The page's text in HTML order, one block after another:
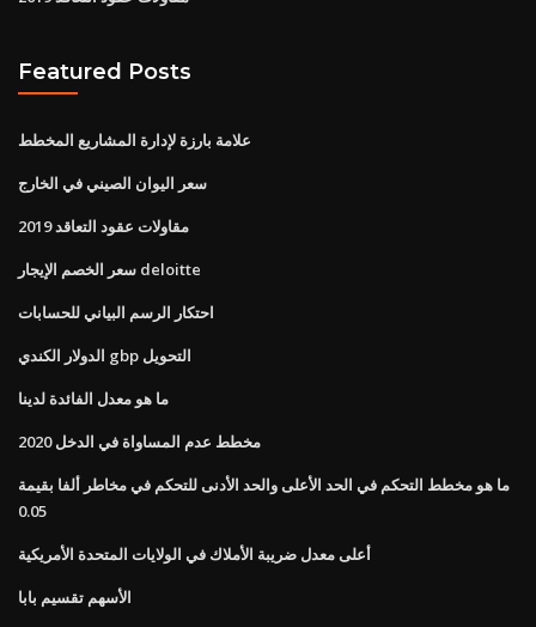
Featured Posts
علامة بارزة لإدارة المشاريع المخطط
سعر اليوان الصيني في الخارج
مقاولات عقود التعاقد 2019
سعر الخصم الإيجار deloitte
احتكار الرسم البياني للحسابات
الدولار الكندي gbp التحويل
ما هو معدل الفائدة لدينا
مخطط عدم المساواة في الدخل 2020
ما هو مخطط التحكم في الحد الأعلى والحد الأدنى للتحكم في مخاطر ألفا بقيمة
0.05
أعلى معدل ضريبة الأملاك في الولايات المتحدة الأمريكية
الأسهم تقسيم بابا